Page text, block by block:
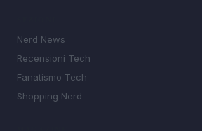
Nerd News
Recensioni Tech
Fanatismo Tech
Shopping Nerd